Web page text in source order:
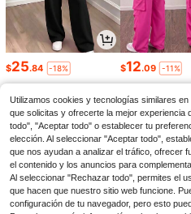
$25.84 -18% $12.09 -11%
Utilizamos cookies y tecnologías similares
que solicitas y ofrecerte la mejor experiencia
todo", "Aceptar todo" o establecer tu
elección. Al seleccionar "Aceptar todo",
que nos ayudan a analizar el tráfico, ofrecer
el contenido y los anuncios para
Al seleccionar "Rechazar todo", permites el
que hacen que nuestro sitio web funcione.
configuración de tu navegador, pero esto